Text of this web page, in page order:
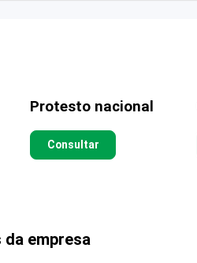
Protesto nacional
Consultar
empresa